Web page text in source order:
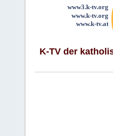
www3.k-tv.org
www.k-tv.org
www.k-tv.at
K-TV der